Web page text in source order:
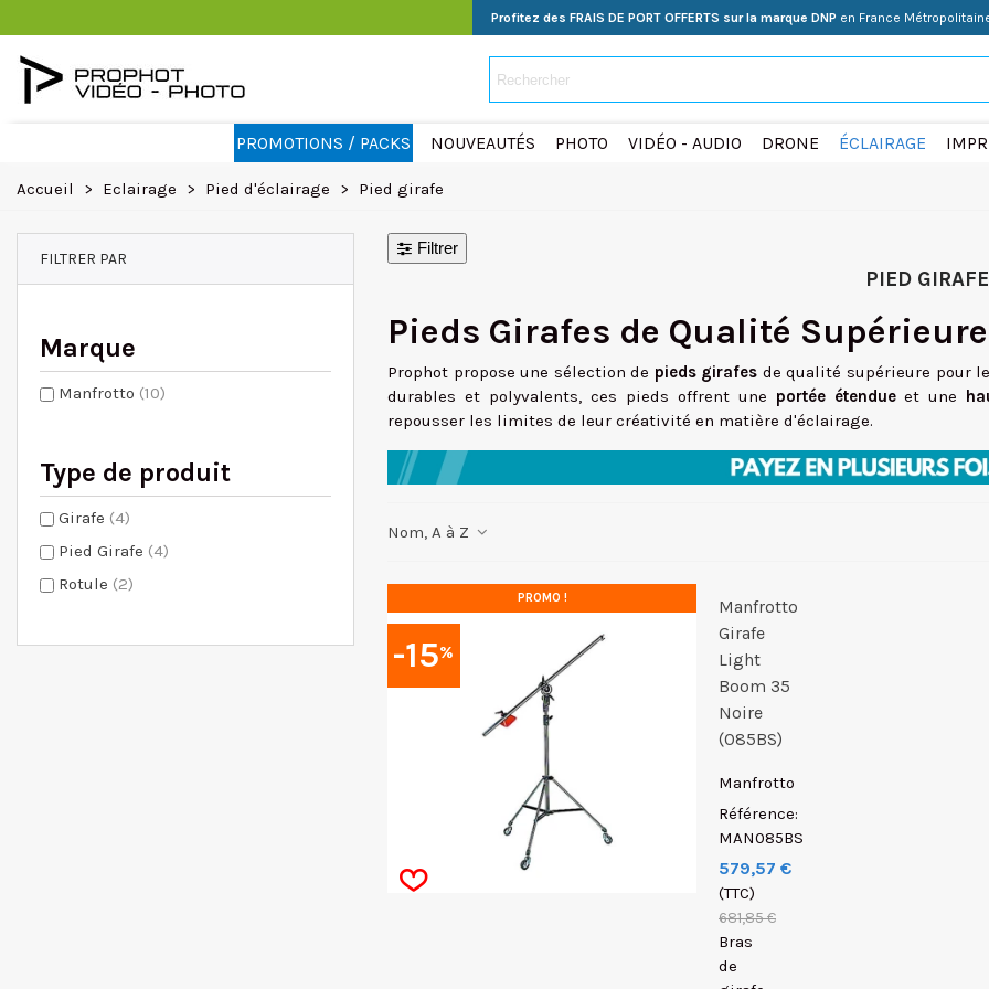
Profitez des FRAIS DE PORT OFFERTS sur la marque DNP en France
PROMOTIONS / PACKS NOUVEAUTÉS PHOTO VIDÉO - AUDIO DRONE ÉCLAIRAGE
Accueil > Eclairage > Pied d'éclairage > Pied girafe
FILTRER PAR
Marque
Manfrotto (10)
Type de produit
Girafe (4)
Pied Girafe (4)
Rotule (2)
Filtrer
PIED GIRAFE
Pieds Girafes de Qualité
Prophot propose une sélection de pieds girafes de qualité supérieure pour
durables et polyvalents, ces pieds offrent une portée étendueet une
repousser les limites de leur créativité en matière d'éclairage.
Nom, A à Z
-15%
PROMO !
Manfrotto
Girafe
Light
Boom 35
Noire
(085BS)
Manfrotto
Référence:
MAN085BS
579,57 €
(TTC)
681,85 €
Bras
de